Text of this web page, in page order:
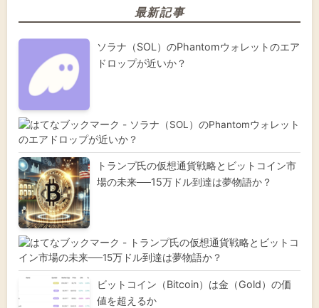
最新記事
ソラナ（SOL）のPhantomウォレットのエア
ドロップが近いか？
トランプ氏の仮想通貨戦略とビットコイン市
場の未来──15万ドル到達は夢物語か？
ビットコイン（Bitcoin）は金（Gold）の価
値を超えるか